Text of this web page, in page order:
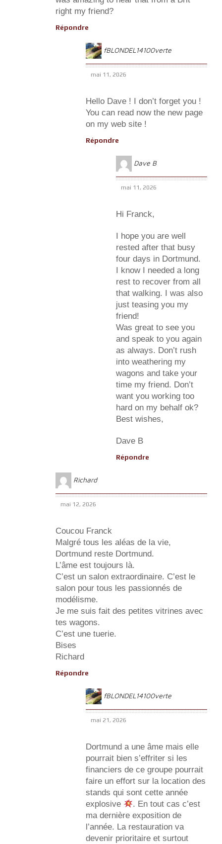
right my friend?
Répondre
fBLONDEL14100verte
mai 11, 2026
Hello Dave ! I don’t forget you !
You can read now the new page
on my web site !
Répondre
Dave B
mai 11, 2026
Hi Franck,
I hope you are well
rested after that busy
four days in Dortmund.
I know I needed a long
rest to recover from all
that walking. I was also
just teasing you my
friend!
Was great to see you
and speak to you again
as always. Don’t rush
into weathering my
wagons and take your
time my friend. Don’t
want you working too
hard on my behalf ok?
Best wishes,
Dave B
Répondre
Richard
mai 12, 2026
Coucou Franck
Malgré tous les aléas de la vie,
Dortmund reste Dortmund.
L’âme est toujours là.
C’est un salon extraordinaire. C’est le
salon pour tous les passionnés de
modélisme.
Je me suis fait des petites vitrines avec
tes wagons.
C’est une tuerie.
Bises
Richard
Répondre
fBLONDEL14100verte
mai 21, 2026
Dortmund a une âme mais elle
pourrait bien s’effriter si les
financiers de ce groupe pourrait
faire un effort sur la location des
stands qui sont cette année
explosive
. En tout cas c’est
ma dernière exposition de
l’année. La restauration va
devenir prioritaire et surtout